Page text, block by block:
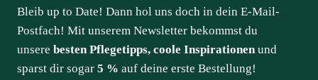
Bleib up to Date! Dann hol uns doch in dein E-Mail-
Postfach! Mit unserem Newsletter bekommst du
unsere besten Pflegetipps, coole Inspirationenund
sparst dir sogar 5 % auf deine erste Bestellung!